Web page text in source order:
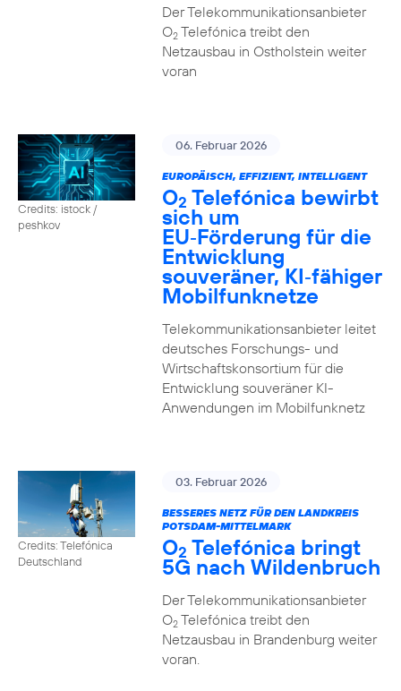
Der Telekommunikationsanbieter
O2Telefónica treibt den
Netzausbau in Ostholstein weiter
voran
Credits: istock /
peshkov
06. Februar 2026
EUROPÄISCH, EFFIZIENT, INTELLIGENT
O2 Telefónica bewirbt
sich um
EU‑Förderung für die
Entwicklung
souveräner, KI‑fähiger
Mobilfunknetze
Telekommunikationsanbieter leitet
deutsches Forschungs- und
Wirtschaftskonsortium für die
Entwicklung souveräner KI-
Anwendungen im Mobilfunknetz
Credits: Telefónica
Deutschland
03. Februar 2026
BESSERES NETZ FÜR DEN LANDKREIS
POTSDAM-MITTELMARK
O2 Telefónica bringt
5G nach Wildenbruch
Der Telekommunikationsanbieter
O2Telefónica treibt den
Netzausbau in Brandenburg weiter
voran.